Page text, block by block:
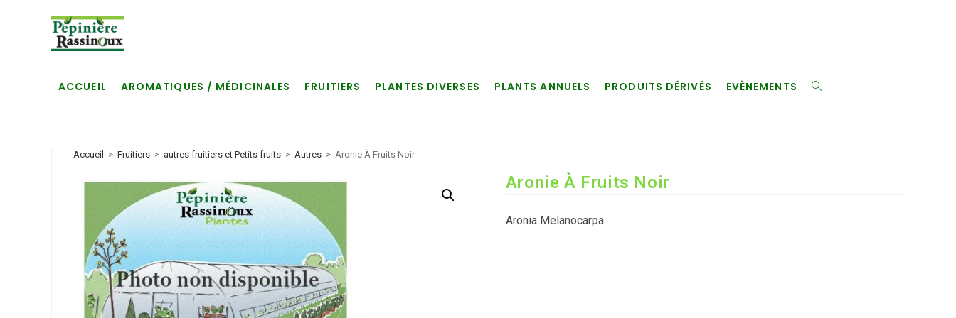
ACCUEIL AROMATIQUES / MÉDICINALES FRUITIERS PLANTES DIVERSES PLANTS ANNUELS PRODUITS DÉRIVÉS EVÈNEMENTS TOGGLE
Accueil > Fruitiers > autres fruitiers et Petits fruits > Autres > Aronie À Fruits Noir
Aronie À Fruits Noir
Aronia Melanocarpa